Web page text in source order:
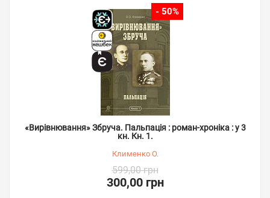
- 50%
«Вирівнювання» Збруча. Пальпація : роман-хроніка : у 3
кн. Кн. 1.
Клименко О.
599,00 грн
300,00 грн